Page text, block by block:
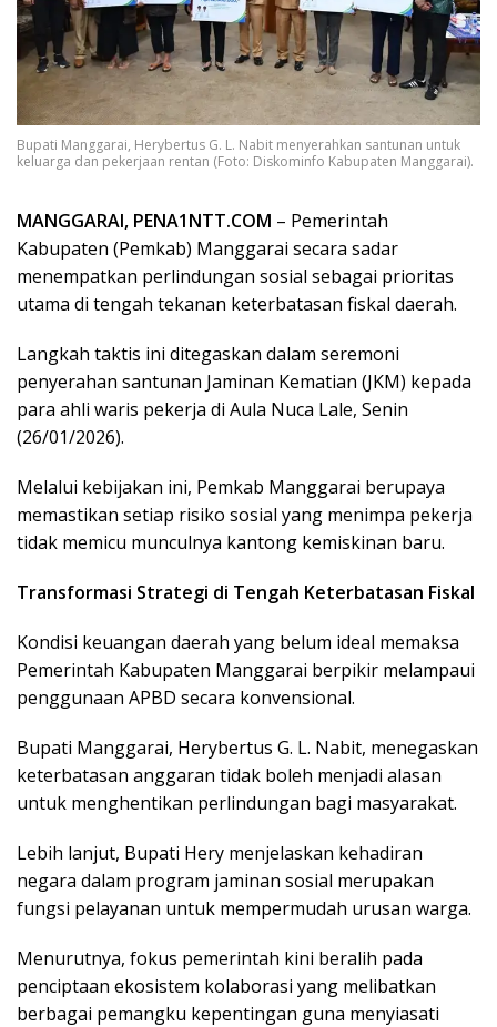
Bupati Manggarai, Herybertus G. L. Nabit menyerahkan santunan untuk
keluarga dan pekerjaan rentan (Foto: Diskominfo Kabupaten Manggarai).
MANGGARAI, PENA1NTT.COM – Pemerintah
Kabupaten (Pemkab) Manggarai secara sadar
menempatkan perlindungan sosial sebagai prioritas
utama di tengah tekanan keterbatasan fiskal daerah.
Langkah taktis ini ditegaskan dalam seremoni
penyerahan santunan Jaminan Kematian (JKM) kepada
para ahli waris pekerja di Aula Nuca Lale, Senin
(26/01/2026).
Melalui kebijakan ini, Pemkab Manggarai berupaya
memastikan setiap risiko sosial yang menimpa pekerja
tidak memicu munculnya kantong kemiskinan baru.
Transformasi Strategi di Tengah Keterbatasan Fiskal
Kondisi keuangan daerah yang belum ideal memaksa
Pemerintah Kabupaten Manggarai berpikir melampaui
penggunaan APBD secara konvensional.
Bupati Manggarai, Herybertus G. L. Nabit, menegaskan
keterbatasan anggaran tidak boleh menjadi alasan
untuk menghentikan perlindungan bagi masyarakat.
Lebih lanjut, Bupati Hery menjelaskan kehadiran
negara dalam program jaminan sosial merupakan
fungsi pelayanan untuk mempermudah urusan warga.
Menurutnya, fokus pemerintah kini beralih pada
penciptaan ekosistem kolaborasi yang melibatkan
berbagai pemangku kepentingan guna menyiasati